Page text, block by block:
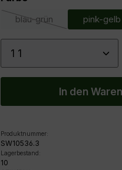
blau-grün
(Diese Option ist
pink-gelb
Produkt Anzahl:
In den
Produktnummer:
SW10536.3
Lagerbestand:
10